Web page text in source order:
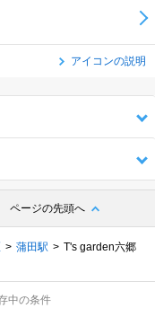
アイコンの説明
ページの先頭へ
蒲田駅
T's garden六郷
中の条件